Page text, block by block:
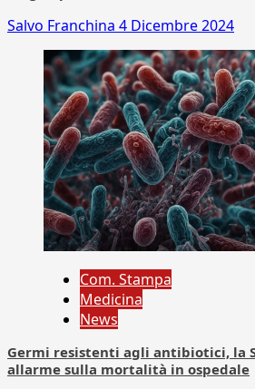
Salvo Franchina 4 Dicembre 2024
Com. Stampa
Medicina
News
Germi resistenti agli antibiotici, la
allarme sulla mortalità in ospedale